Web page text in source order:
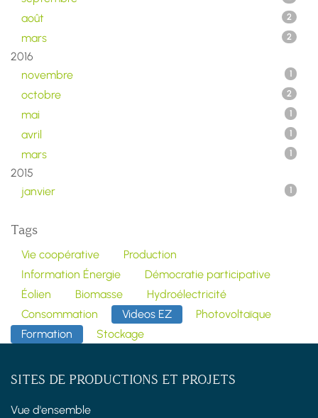
août 2
mars 2
2016
novembre
1
octobre 2
mai 1
avril 1
mars 1
2015
janvier
1
Tags
Vie coopérative
Production
Information Énergie
Démocratie participative
Éolien
Biomasse
Hydroélectricité
Consommation
Videos EZ
Photovoltaïque
Formation
Stockage
SITES DE PRODUCTIONS ET PROJETS
Vue d'ensemble